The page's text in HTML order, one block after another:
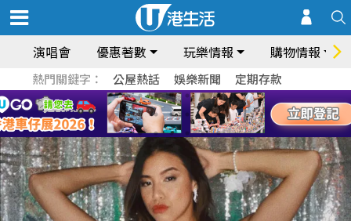
演唱會 優惠著數 玩樂情報 購物情報
熱門關鍵字： 公屋熱話 娛樂新聞 定期存款